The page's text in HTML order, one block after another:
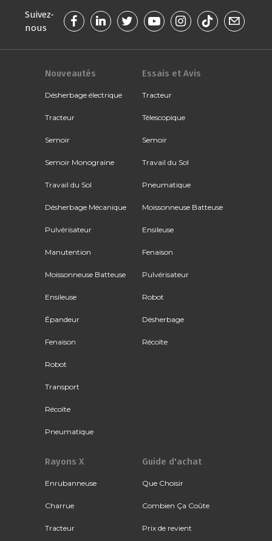
Suivez-
nous
Nouveautés
Désherbage électrique
Tracteur
Semoir
Semoir Monograine
Travail du Sol
Désherbage Mécanique
Pulvérisateur
Manutention
Moissonneuse Batteuse
Ensileuse
Épandeur
Fenaison
Robot
Transport
Récolte
Pneumatique
Essais et Avis
Tracteur
Télescopique
Semoir
Travail du Sol
Pneumatique
Moissonneuse Batteuse
Ensileuse
Fenaison
Pulvérisateur
Robot
Désherbage
Récolte
Rayons X
Enrubanneuse
Charrue
Tracteur
Guide d'achat
Que Choisir
Combien Ça Coûte
Prix de revient